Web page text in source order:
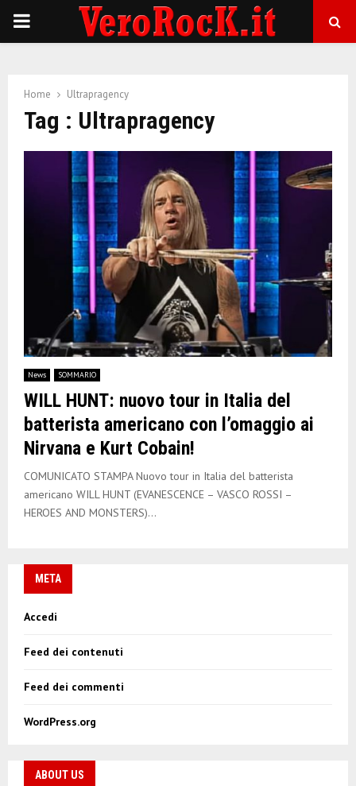
P
M
N
U
Home Ultrapragency
Tag : Ultrapragency
News SOMMARIO
WILL HUNT: nuovo tour in Italia del
batterista americano con l’omaggio ai
Nirvana e Kurt Cobain!
COMUNICATO STAMPA Nuovo tour in Italia del batterista
americano WILL HUNT (EVANESCENCE – VASCO ROSSI –
HEROES AND MONSTERS)...
META
Accedi
Feed dei contenuti
Feed dei commenti
WordPress.org
ABOUT US